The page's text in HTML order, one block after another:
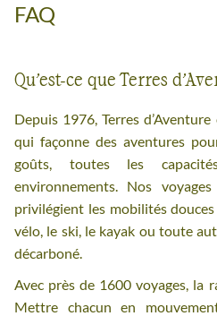
départs
FAQ
Qu’est-ce que Terres
Depuis 1976, Terres
qui façonne des aventures
goûts, toutes les
environnements. Nos
privilégient les mobilités
vélo, le ski, le kayak ou toute
décarboné.
Avec près de 1600 voyages, la
Mettre chacun en